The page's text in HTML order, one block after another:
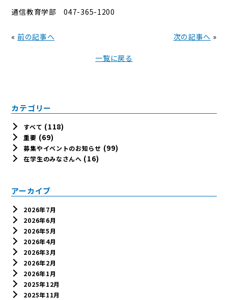
通信教育学部 047-365-1200
« 前の記事へ
一覧に戻る
次の記事へ »
カテゴリー
すべて (118)
重要 (69)
募集やイベントのお知らせ (99)
在学生のみなさんへ (16)
アーカイブ
2026年7月
2026年6月
2026年5月
2026年4月
2026年3月
2026年2月
2026年1月
2025年12月
2025年11月